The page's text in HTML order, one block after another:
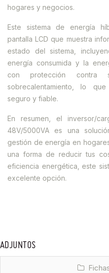
hogares y negocios.
Este sistema de energía
pantalla LCD que muestra
estado del sistema,
energía consumida y la
con protección contra
sobrecalentamiento, lo
seguro y fiable.
En resumen, el inversor/
48V/5000VA es una
gestión de energía en
una forma de reducir tus
eficiencia energética, este
excelente opción.
ADJUNTOS